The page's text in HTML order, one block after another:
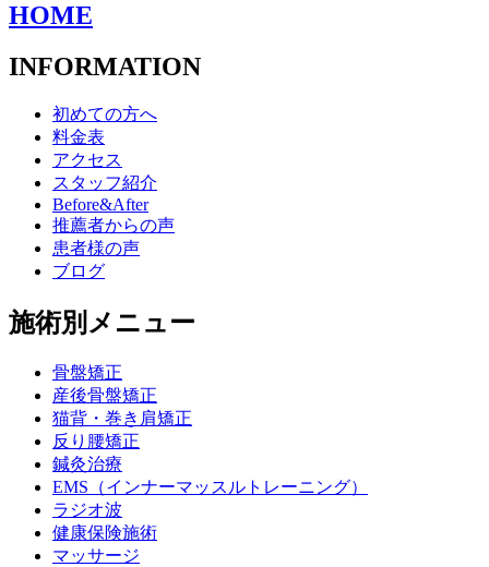
HOME
INFORMATION
初めての方へ
料金表
アクセス
スタッフ紹介
Before&After
推薦者からの声
患者様の声
ブログ
施術別メニュー
骨盤矯正
産後骨盤矯正
猫背・巻き肩矯正
反り腰矯正
鍼灸治療
EMS（インナーマッスルトレーニング）
ラジオ波
健康保険施術
マッサージ